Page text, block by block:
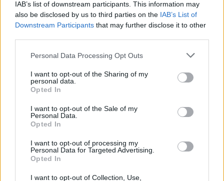
IAB’s list of downstream participants. This information may
also be disclosed by us to third parties on the IAB’s List of
Downstream Participants that may further disclose it to other
Please note that this website/app uses one or more Google
not limited to your visit or usage behaviour. You may click to
grant or deny consent to Google and its third-party tags to
use your data for below specified purposes in below Google
consent section.
Personal Data Processing Opt Outs
I want to opt-out of the Sharing of my
personal data.
Opted In
I want to opt-out of the Sale of my
Personal Data.
Opted In
I want to opt-out of processing my
Personal Data for Targeted Advertising.
Opted In
I want to opt-out of Collection, Use,
Η Meta παραδέχεται παραβίαση από AI μοντέλο της